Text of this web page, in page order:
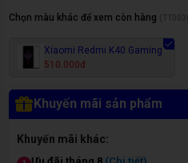
Chọn màu khác để xem còn hàng
Xiaomi Redmi K40 Gaming
510.000đ
Khuyến mãi sản phẩm
Khuyến mãi khác: